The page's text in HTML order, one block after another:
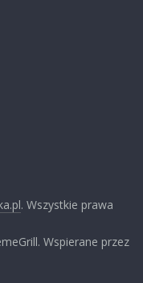
. Wszystkie prawa
Wspierane przez